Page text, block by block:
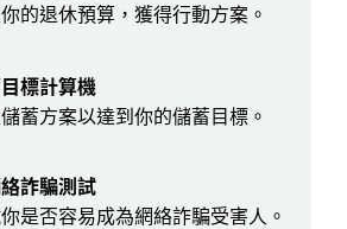
的退休預算，獲得行動方案。
標計算機
蓄方案以達到你的儲蓄目標。
詐騙測試
是否容易成為網絡詐騙受害人。